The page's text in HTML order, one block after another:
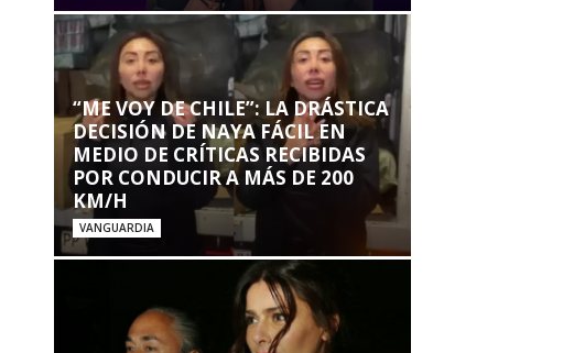
“ME VOY DE CHILE”: LA DRÁSTICA
DECISIÓN DE NAYA FÁCIL EN
MEDIO DE CRÍTICAS RECIBIDAS
POR CONDUCIR A MÁS DE 200
KM/H
VANGUARDIA